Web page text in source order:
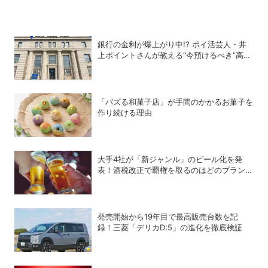
銀行の金利が爆上がり中!? ポイ活芸人・井
上ポイントさんが教える“今預けるべき”高金
「バズる和菓子店」が手間のかかるお菓子を
作り続ける理由
大手4社が「新ジャンル」のビール化を発
表！酒税改正で覇権を取るのはどのブランド
発売開始から19年目で最高販売台数を記
録！三菱「デリカD:5」の進化を徹底検証